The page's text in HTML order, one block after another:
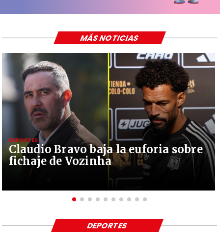
Claudio Bravo baja la euforia sobre
fichaje de Vozinha
DEPORTES
MÁS NOTICIAS
DEPORTES